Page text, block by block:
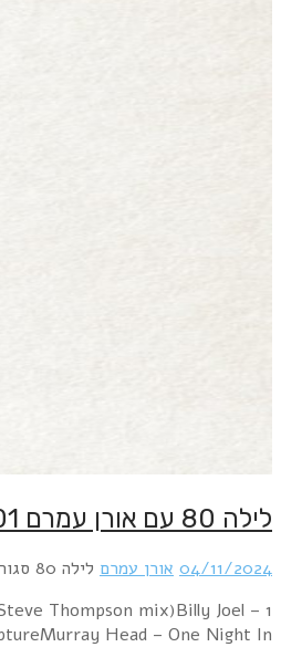
– Head Over HeelsBilly
Without Hats – Safety